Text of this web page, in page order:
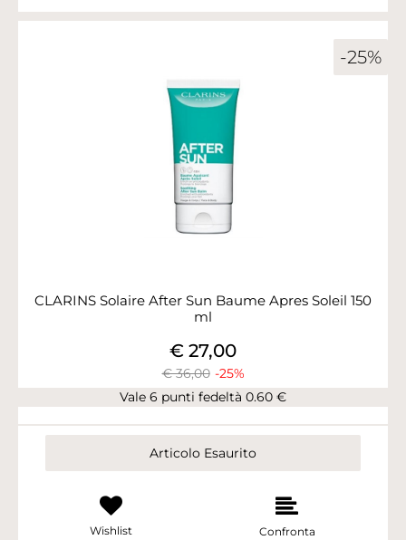
-25%
CLARINS Solaire After Sun Baume Apres Soleil 150
ml
€ 36,00 -25%
€ 27,00
Vale 6 punti fedeltà 0.60 €
Articolo Esaurito
Wishlist Confronta